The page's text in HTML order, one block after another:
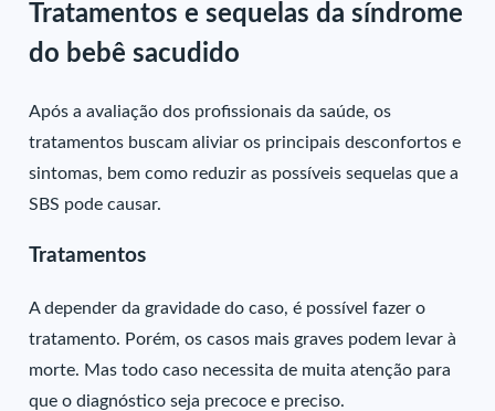
Tratamentos e sequelas da síndrome
do bebê sacudido
Após a avaliação dos profissionais da saúde, os
tratamentos buscam aliviar os principais desconfortos e
sintomas, bem como reduzir as possíveis sequelas que a
SBS pode causar.
Tratamentos
A depender da gravidade do caso, é possível fazer o
tratamento. Porém, os casos mais graves podem levar à
morte. Mas todo caso necessita de muita atenção para
que o diagnóstico seja precoce e preciso.